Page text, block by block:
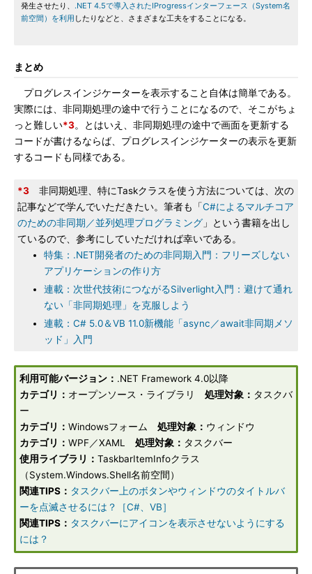
発生させたり、 .NET 4.5で導入されたIProgressインターフェース（System名
前空間）を利用 したりなどと、さまざまな工夫をすることになる。
まとめ
プログレスインジケーターを表示すること自体は簡単である。
実際には、非同期処理の途中で行うことになるので、そこがちょ
っと難しい*3。とはいえ、非同期処理の途中で画面を更新する
コードが書けるならば、プログレスインジケーターの表示を更新
するコードも同様である。
*3 非同期処理、特にTaskクラスを使う方法については、次の
記事などで学んでいただきたい。筆者も「C#によるマルチコア
のための非同期／並列処理プログラミング 」という書籍を出し
ているので、参考にしていただければ幸いである。
特集：.NET開発者のための非同期入門：フリーズしない
アプリケーションの作り方
連載：次世代技術につながるSilverlight入門：避けて通れ
ない「非同期処理」を克服しよう
連載：C# 5.0＆VB 11.0新機能「async／await非同期メソ
ッド」入門
利用可能バージョン： .NET Framework 4.0以降
カテゴリ： オープンソース・ライブラリ 処理対象： タスクバ
ー
カテゴリ： Windowsフォーム 処理対象： ウィンドウ
カテゴリ： WPF／XAML 処理対象： タスクバー
使用ライブラリ： TaskbarItemInfoクラス
（System.Windows.Shell名前空間）
関連TIPS： タスクバー上のボタンやウィンドウのタイトルバ
ーを点滅させるには？［C#、VB］
関連TIPS： タスクバーにアイコンを表示させないようにする
には？